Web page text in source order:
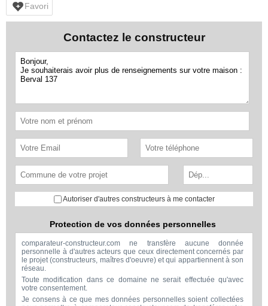
Favori
Contactez le constructeur
Autoriser d'autres constructeurs à me contacter
Protection de vos données personnelles
comparateur-constructeur.com ne transfère aucune donnée
personnelle à d'autres acteurs que ceux directement concernés par
le projet (constructeurs, maîtres d'oeuvre) et qui appartiennent à son
réseau.
Toute modification dans ce domaine ne serait effectuée qu'avec
votre consentement.
Je consens à ce que mes données personnelles soient collectées